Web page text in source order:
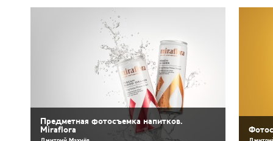
Предметная фотосъемка напитков.
Miraflora